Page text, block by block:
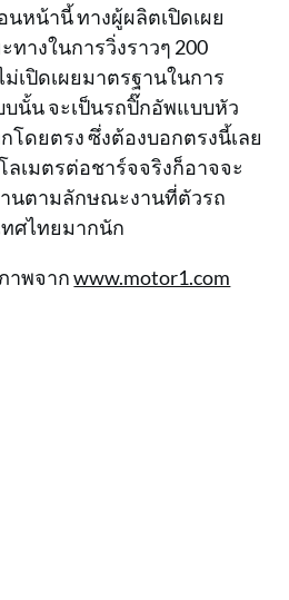
หน้านี้ ทางผู้ผลิตเปิดเผย
ทางในการวิ่งราวๆ 200
เปิดเผยมาตรฐานในการ
นั้น จะเป็นรถปิ๊กอัพแบบหัว
โดยตรง ซึ่งต้องบอกตรงนี้เลย
ลเมตรต่อชาร์จจริงก็อาจจะ
นตามลักษณะงานที่ตัวรถ
ศไทยมากนัก
าพจากwww.motor1.com